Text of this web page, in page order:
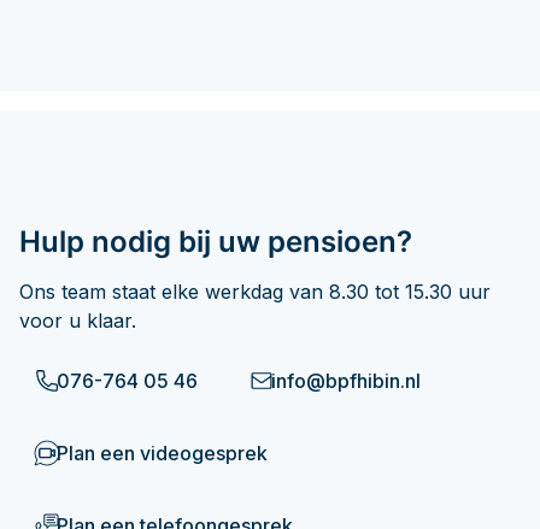
Hulp nodig bij uw pensioen?
Ons team staat elke werkdag van 8.30 tot 15.30 uur
voor u klaar.
076-764 05 46 info@bpfhibin.nl
Plan een videogesprek